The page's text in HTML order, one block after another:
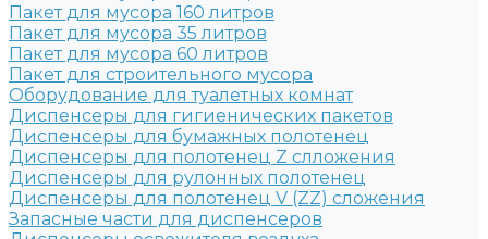
Пакет для мусора 160 литров
Пакет для мусора 35 литров
Пакет для мусора 60 литров
Пакет для строительного мусора
Оборудование для туалетных комнат
Диспенсеры для гигиенических пакетов
Диспенсеры для бумажных полотенец
Диспенсеры для полотенец Z слложения
Диспенсеры для рулонных полотенец
Диспенсеры для полотенец V (ZZ) сложения
Запасные части для диспенсеров